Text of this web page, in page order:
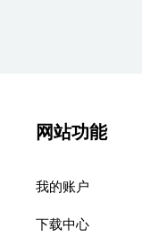
网站功能
我的账户
下载中心